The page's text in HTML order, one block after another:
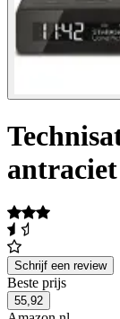
antraciet
Schrijf een review
Beste prijs
55,92